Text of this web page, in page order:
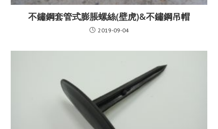
不鏽鋼套管式膨脹螺絲(壁虎)&不鏽鋼吊帽
2019-09-04